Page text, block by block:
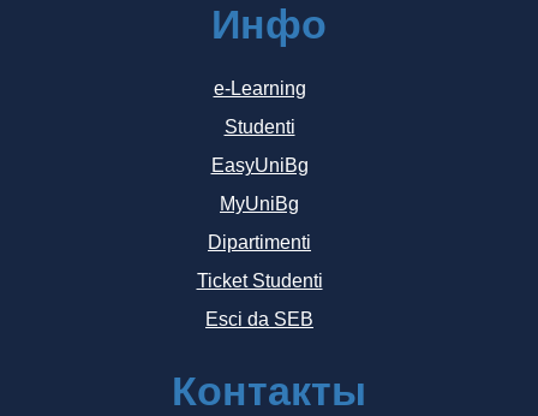
Инфо
e-Learning
Studenti
EasyUniBg
MyUniBg
Dipartimenti
Ticket Studenti
Esci da SEB
Контакты